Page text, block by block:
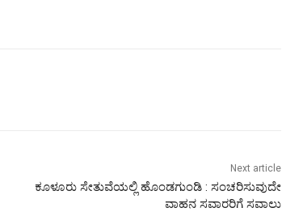
Next article
ಕೂಳೂರು ಸೇತುವೆಯಲ್ಲಿ ಹೊಂಡಗುಂಡಿ : ಸಂಚರಿಸುವುದೇ
ವಾಹನ ಸವಾರರಿಗೆ ಸವಾಲು